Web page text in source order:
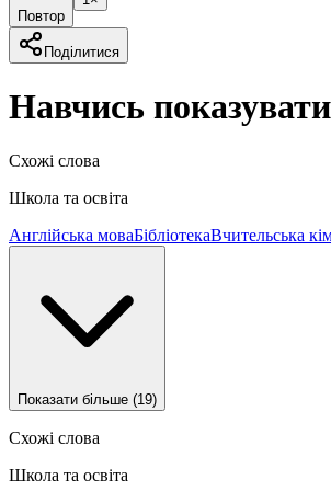
Повтор
Поділитися
Навчись показувати
Схожі слова
Школа та освіта
Англійська моваБібліотекаВчительська
Показати більше (19)
Схожі слова
Школа та освіта